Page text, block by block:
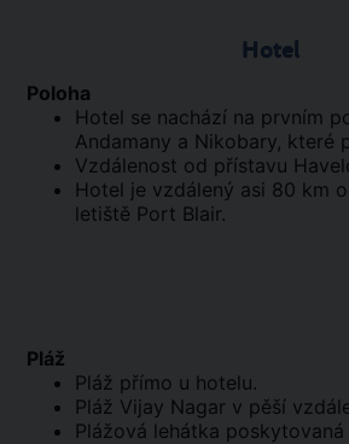
Hotel
Poloha
Hotel se nachází na prvním
Andamany a Nikobary, které
Vzdálenost od přístavu
Hotel je vzdálený asi 80 km
letiště Port Blair.
Pláž
Pláž přímo u hotelu.
Pláž Vijay Nagar v pěší
Plážová lehátka poskytovaná